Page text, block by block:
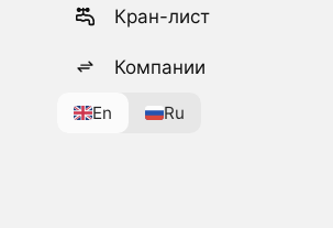
Кран-лист
Компании
En Ru